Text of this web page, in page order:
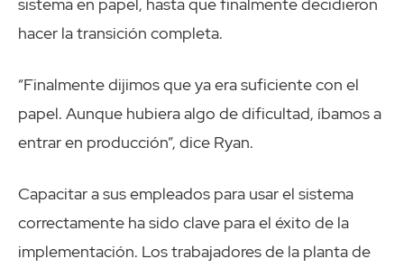
hacer la transición completa.
“Finalmente dijimos que ya era suficiente con el
papel. Aunque hubiera algo de dificultad, íbamos a
entrar en producción”, dice Ryan.
Capacitar a sus empleados para usar el sistema
correctamente ha sido clave para el éxito de la
implementación. Los trabajadores de la planta de